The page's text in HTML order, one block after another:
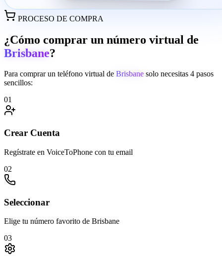
PROCESO DE COMPRA
¿Cómo comprar un número virtual de
Brisbane?
Para comprar un teléfono virtual de Brisbane solo necesitas 4 pasos
sencillos:
01
Crear Cuenta
Regístrate en VoiceToPhone con tu email
02
Seleccionar
Elige tu número favorito de Brisbane
03